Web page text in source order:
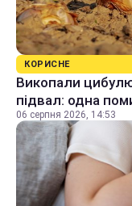
КОРИСНЕ
Викопали
підвал: одна
06 серпня 2026, 14:53